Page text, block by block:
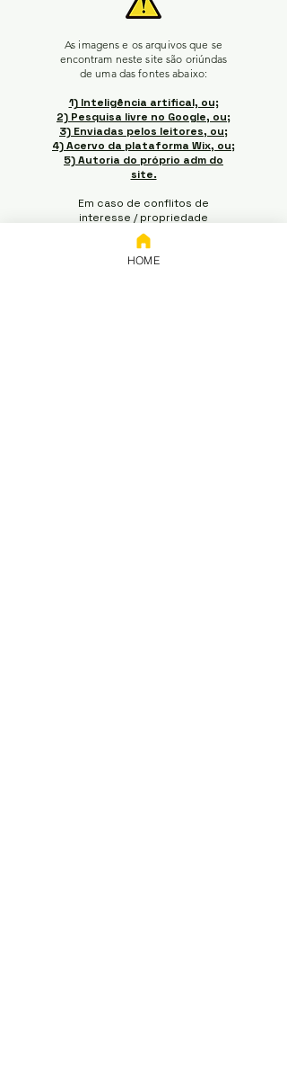
As imagens e os arquivos que se
encontram neste site são oriúndas
de uma das fontes abaixo:
1) Inteligência artifical, ou;
2) Pesquisa livre no Google, ou;
3) Enviadas pelos leitores, ou;
4) Acervo da plataforma Wix, ou;
5) Autoria do próprio adm do
site.
Em caso de conflitos de
interesse / propriedade
intelectual, favor entrar em
contato pelo e-mail acima para
pedir a retirada do material (o e-
HOME